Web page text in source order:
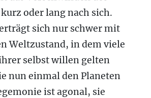
oder lang nach sich.
sich nur schwer mit
Weltzustand, in dem viele
selbst willen gelten
nun einmal den Planeten
ist agonal, sie